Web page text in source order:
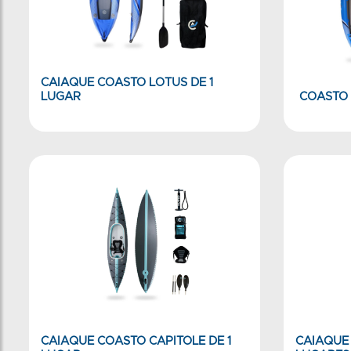
CAIAQUE COASTO LOTUS DE 1
LUGAR
COASTO
CAIAQUE COASTO CAPITOLE DE 1
CAIAQUE